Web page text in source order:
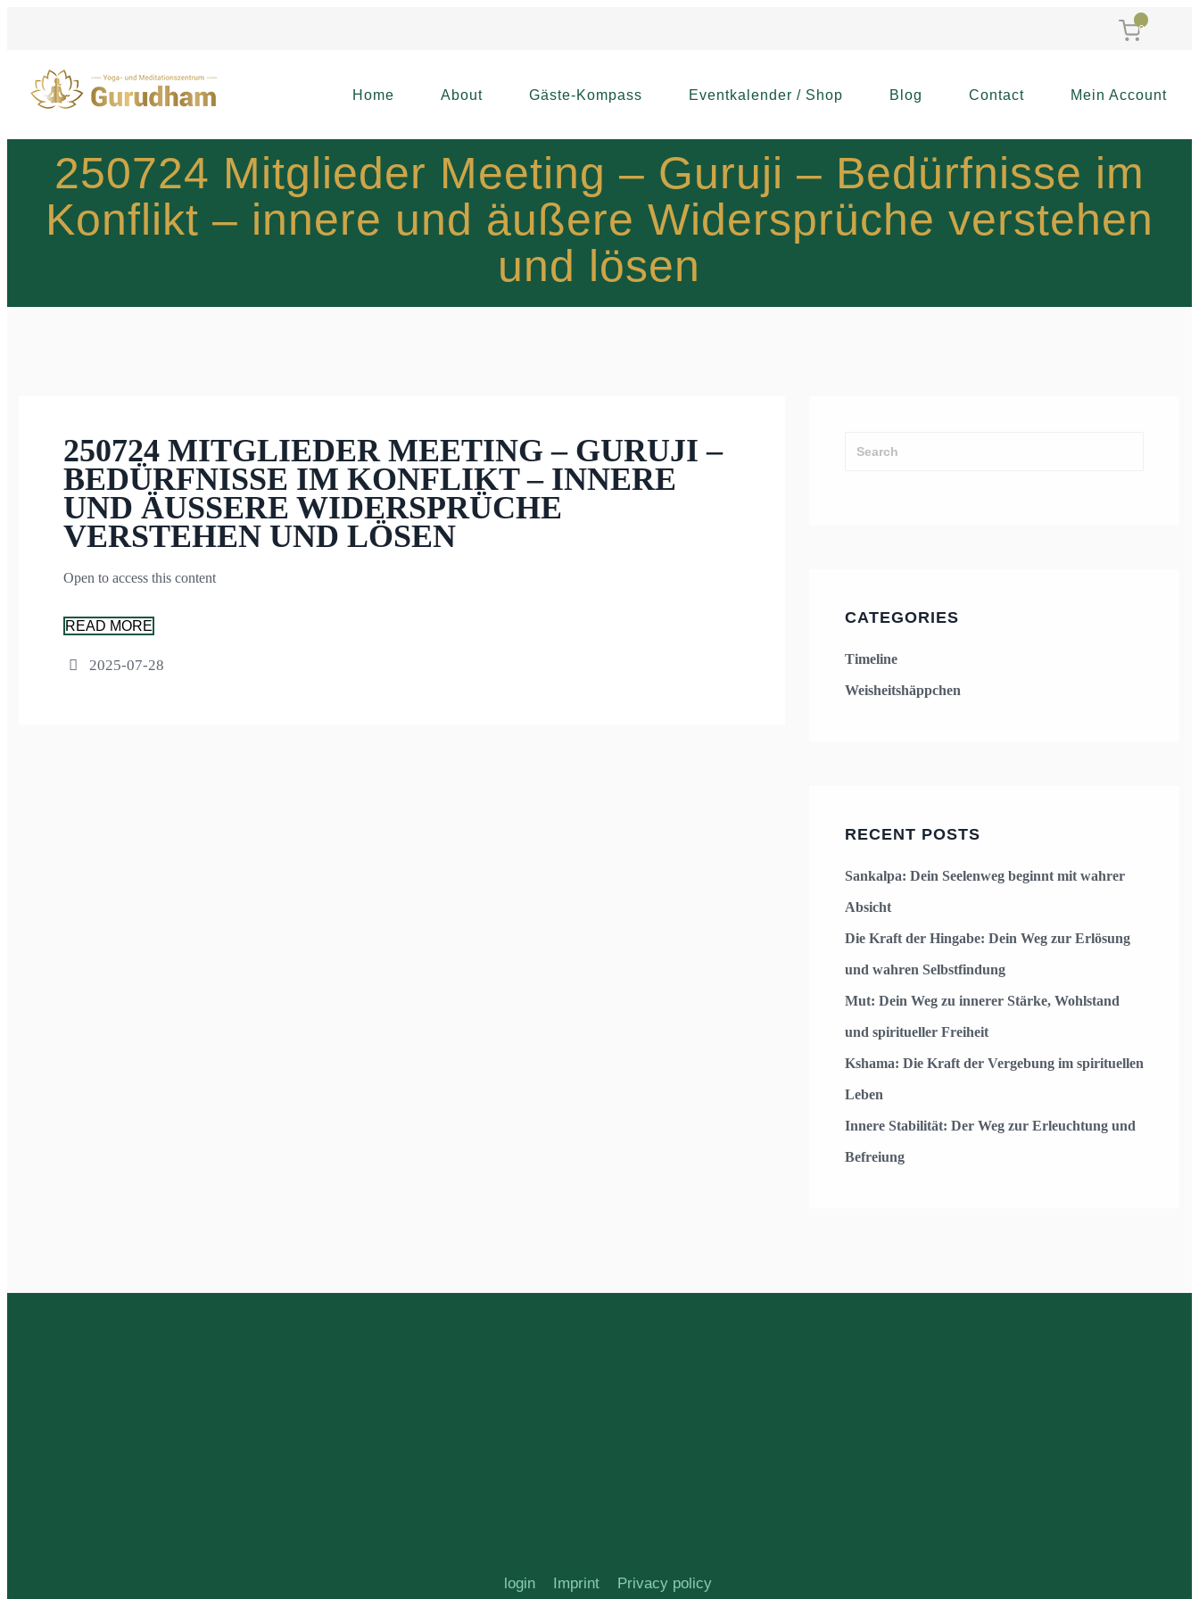
0
Home About Gäste-Kompass Eventkalender / Shop Blog Contact Mein Account
250724 Mitglieder Meeting – Guruji – Bedürfnisse im
Konflikt – innere und äußere Widersprüche verstehen
und lösen
250724 MITGLIEDER MEETING – GURUJI –
BEDÜRFNISSE IM KONFLIKT – INNERE
UND ÄUSSERE WIDERSPRÜCHE V
ERSTEHEN UND LÖSEN
Open to access this content
READ MORE
2025-07-28
CATEGORIES
Timeline
Weisheitshäppchen
RECENT POSTS
Sankalpa: Dein Seelenweg beginnt mit wahrer
Absicht
Die Kraft der Hingabe: Dein Weg zur Erlösung
und wahren Selbstfindung
Mut: Dein Weg zu innerer Stärke, Wohlstand
und spiritueller Freiheit
Kshama: Die Kraft der Vergebung im spirituellen
Leben
Innere Stabilität: Der Weg zur Erleuchtung und
Befreiung
login Imprint Privacy policy